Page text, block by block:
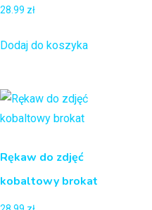
28.99 zł
Dodaj do koszyka
Rękaw do zdjęć
kobaltowy brokat